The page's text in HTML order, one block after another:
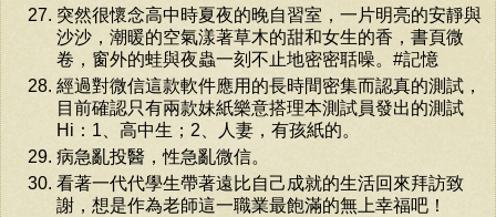
突然很懷念高中時夏夜的晚自習室，一片明亮的安靜與
沙沙，潮暖的空氣漾著草木的甜和女生的香，書頁微
卷，窗外的蛙與夜蟲一刻不止地密密聒噪。#記憶
經過對微信這款軟件應用的長時間密集而認真的測試，
目前確認只有兩款妹紙樂意搭理本測試員發出的測試
Hi：1、高中生；2、人妻，有孩紙的。
病急亂投醫，性急亂微信。
看著一代代學生帶著遠比自己成就的生活回來拜訪致
謝，想是作為老師這一職業最飽滿的無上幸福吧！